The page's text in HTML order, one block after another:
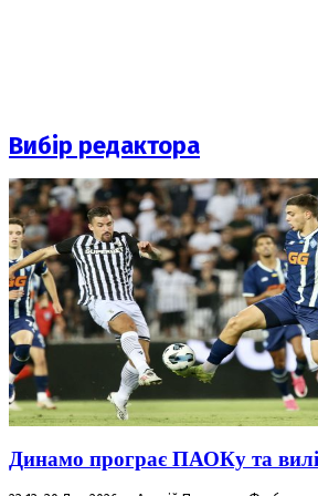
Вибір редактора
Динамо програє ПАОКу та